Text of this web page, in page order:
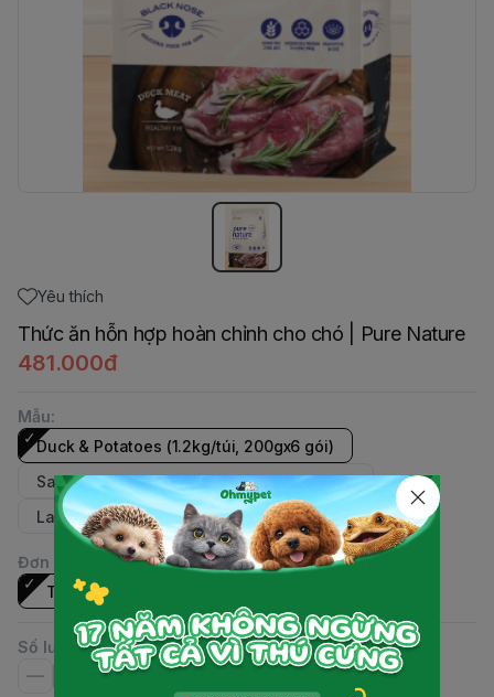
Yêu thích
Thức ăn hỗn hợp hoàn chỉnh cho chó | Pure Nature
481.000đ
Mẫu:
Duck & Potatoes (1.2kg/túi, 200gx6 gói)
Salmon & Poyatoes (1.2kg/túi, 200gx6 gói)
Lamd & Sweet Potatoes (1.2kg/túi, 200gx6 gói)
Đơn vị
Túi
Số lượng